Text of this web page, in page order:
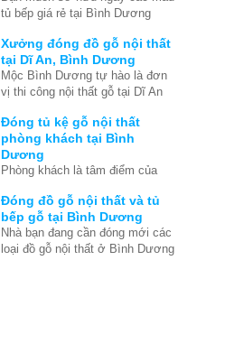
khi việc xây dựng nhà đã hoàn
những ưu điểm để bạn thấy
được rằng thật ra tủ bếp cũng
rất quan trong quá trình tạo nên
nội thất căn nhà hoàn hảo.
tủ bếp giá rẻ tại Bình Dương
chất lượng hoàn mỹ nhất?
Xưởng đóng đồ gỗ nội thất
tại Dĩ An, Bình Dương
Mộc Bình Dương tự hào là đơn
vị thi công nội thất gỗ tại Dĩ An
Chuyên thi công đồ gỗ nội thất
theo yêu cầu tại Dĩ An, Bình
Dương
Đóng tủ kệ gỗ nội thất
phòng khách tại Bình
Dương
Phòng khách là tâm điểm của
Vì vậy bạn cần phải tìm đúng
nơi đóng đồ gỗ nội thất phòng
khách ở Bình Dương vừa tốt
vừa rẻ.
Đóng đồ gỗ nội thất và tủ
bếp gỗ tại Bình Dương
Nhà bạn đang cần đóng mới các
loại đồ gỗ nội thất ở Bình Dương